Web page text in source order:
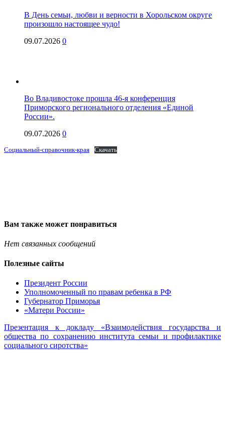
В День семьи, любви и верности в Хорольском округе
произошло настоящее чудо!
09.07.2026 0
Во Владивостоке прошла 46-я конференция
Приморского регионального отделения «Единой
России».
09.07.2026 0
Социальный-справочник-края Скачать
Вам также может понравиться
Нет связанных сообщений
Полезные сайты
Президент России
Уполномоченный по правам ребенка в РФ
Губернатор Приморья
«Матери России»
Презентация к докладу «Взаимодействия государства и
общества по сохранению института семьи и профилактике
социального сиротства»